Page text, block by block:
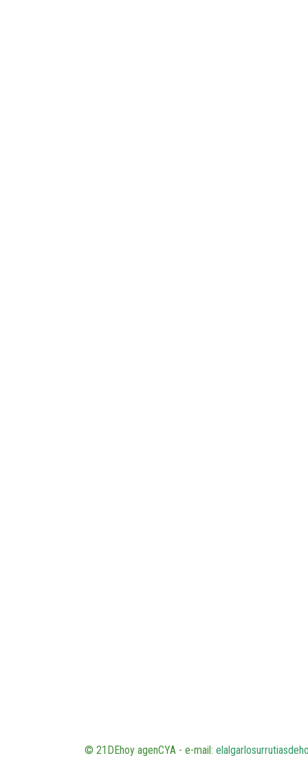
© 21DEhoy agenCYA - e-mail: